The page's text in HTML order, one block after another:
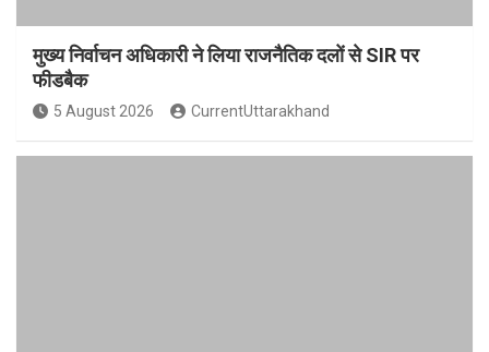
मुख्य निर्वाचन अधिकारी ने लिया राजनैतिक दलों से SIR पर
फीडबैक
5 August 2026 CurrentUttarakhand